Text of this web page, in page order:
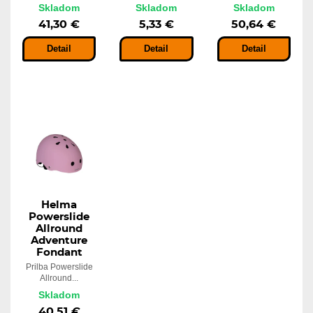
Skladom
41,30 €
Detail
Skladom
5,33 €
Detail
Skladom
50,64 €
Detail
Helma
Powerslide
Allround
Adventure
Fondant
Prilba Powerslide
Allround...
Skladom